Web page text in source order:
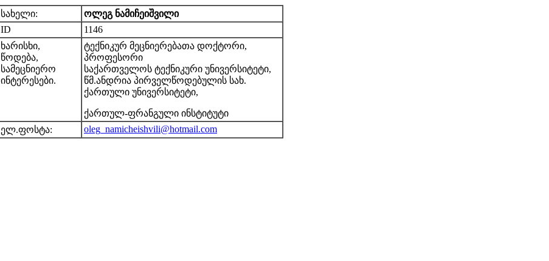
სახელი:
ოლეგ ნამიჩეიშვილი
ID
1146
ხარისხი,
წოდება,
სამეცნიერო
ინტერესები.
ტექნიკურ მეცნიერებათა დოქტორი,
პროფესორი
საქართველოს ტექნიკური უნივერსიტეტი,
წმ.ანდრია პირველწოდებულის სახ.
ქართული უნივერსიტეტი,
ქართულ-ფრანგული ინსტიტუტი
ელ.ფოსტა:
oleg_namicheishvili@hotmail.com